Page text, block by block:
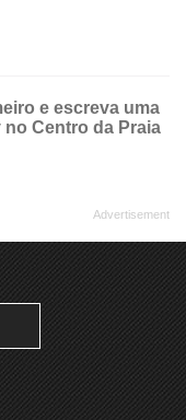
e escreva uma
Centro da Praia